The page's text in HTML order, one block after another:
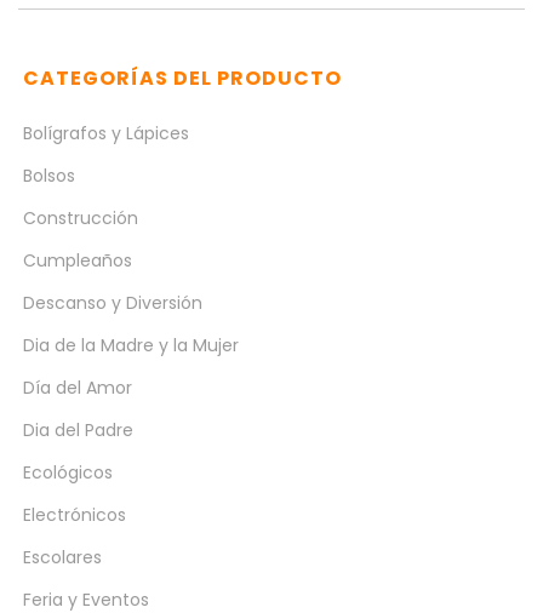
CATEGORÍAS DEL PRODUCTO
Bolígrafos y Lápices
Bolsos
Construcción
Cumpleaños
Descanso y Diversión
Dia de la Madre y la Mujer
Día del Amor
Dia del Padre
Ecológicos
Electrónicos
Escolares
Feria y Eventos